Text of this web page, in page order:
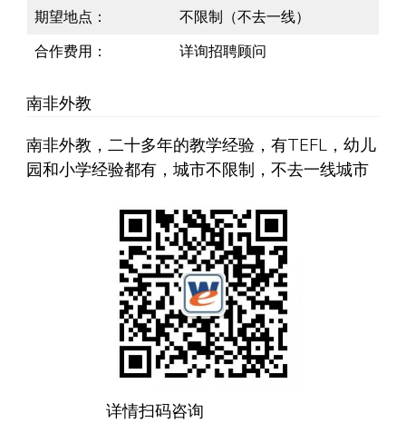
期望地点：
不限制（不去一线）
合作费用：
详询招聘顾问
南非外教
南非外教，二十多年的教学经验，有TEFL，幼儿
园和小学经验都有，城市不限制，不去一线城市
详情扫码咨询